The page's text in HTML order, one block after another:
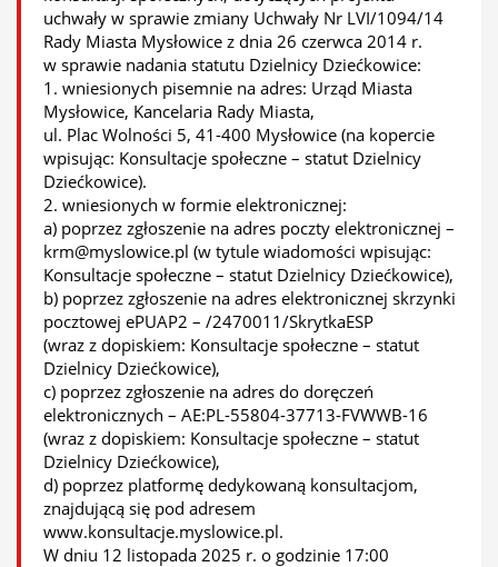
uchwały w sprawie zmiany Uchwały Nr LVI/1094/14
Rady Miasta Mysłowice z dnia 26 czerwca 2014 r.
w sprawie nadania statutu Dzielnicy Dziećkowice:
1. wniesionych pisemnie na adres: Urząd Miasta
Mysłowice, Kancelaria Rady Miasta,
ul. Plac Wolności 5, 41-400 Mysłowice (na kopercie
wpisując: Konsultacje społeczne – statut Dzielnicy
Dziećkowice).
2. wniesionych w formie elektronicznej:
a) poprzez zgłoszenie na adres poczty elektronicznej –
krm@myslowice.pl (w tytule wiadomości wpisując:
Konsultacje społeczne – statut Dzielnicy Dziećkowice),
b) poprzez zgłoszenie na adres elektronicznej skrzynki
pocztowej ePUAP2 – /2470011/SkrytkaESP
(wraz z dopiskiem: Konsultacje społeczne – statut
Dzielnicy Dziećkowice),
c) poprzez zgłoszenie na adres do doręczeń
elektronicznych – AE:PL-55804-37713-FVWWB-16
(wraz z dopiskiem: Konsultacje społeczne – statut
Dzielnicy Dziećkowice),
d) poprzez platformę dedykowaną konsultacjom,
znajdującą się pod adresem
www.konsultacje.myslowice.pl.
W dniu 12 listopada 2025 r. o godzinie 17:00